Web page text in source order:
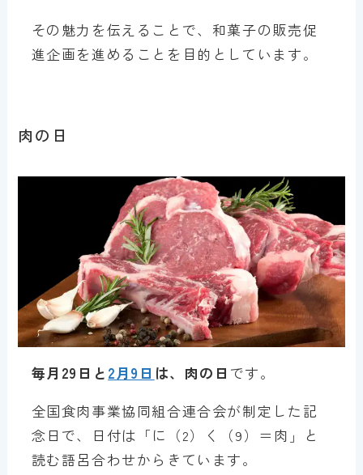
その魅力を伝えることで、和菓子の販売促
進企画を進めることを目的としています。
肉の日
毎月29日と 2月9日 は、肉の日 です。
全国食肉事業協同組合連合会が制定した記
念日で、日付は「に（2）く（9）＝肉」と
読む語呂合わせからきています。